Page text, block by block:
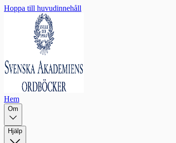
Hoppa till huvudinnehåll
Hem
Om
Hjälp